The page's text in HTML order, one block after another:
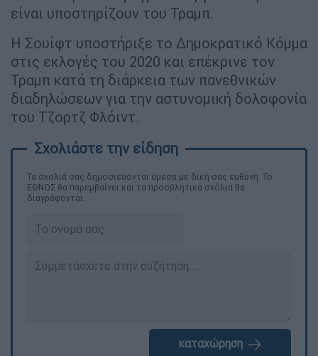
είναι υποστηρίζουν του Τραμπ.
Η Σουίφτ υποστήριξε το Δημοκρατικό Κόμμα
στις εκλογές του 2020 και επέκρινε τον
Τραμπ κατά τη διάρκεια των πανεθνικών
διαδηλώσεων για την αστυνομική δολοφονία
του Τζορτζ Φλόιντ.
Τα σχολιά σας δημοσιεύονται άμεσα με δική σας ευθύνη. Το
ΕΘΝΟΣ θα παρεμβαίνει και τα προσβλητικά σχόλια θα
διαγράφονται
καταχώρηση